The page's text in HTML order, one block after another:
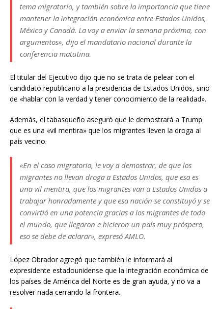
tema migratorio, y también sobre la importancia que tiene
mantener la integración económica entre Estados Unidos,
México y Canadá. La voy a enviar la semana próxima, con
argumentos», dijo el mandatario nacional durante la
conferencia matutina.
El titular del Ejecutivo dijo que no se trata de pelear con el
candidato republicano a la presidencia de Estados Unidos, sino
de «hablar con la verdad y tener conocimiento de la realidad».
Además, el tabasqueño aseguró que le demostrará a Trump
que es una «vil mentira» que los migrantes lleven la droga al
país vecino.
«En el caso migratorio, le voy a demostrar, de que los
migrantes no llevan droga a Estados Unidos, que esa es
una vil mentira, que los migrantes van a Estados Unidos a
trabajar honradamente y que esa nación se constituyó y se
convirtió en una potencia gracias a los migrantes de todo
el mundo, que llegaron e hicieron un país muy próspero,
eso se debe de aclarar», expresó AMLO.
López Obrador agregó que también le informará al
expresidente estadounidense que la integración económica de
los países de América del Norte es de gran ayuda, y no va a
resolver nada cerrando la frontera.